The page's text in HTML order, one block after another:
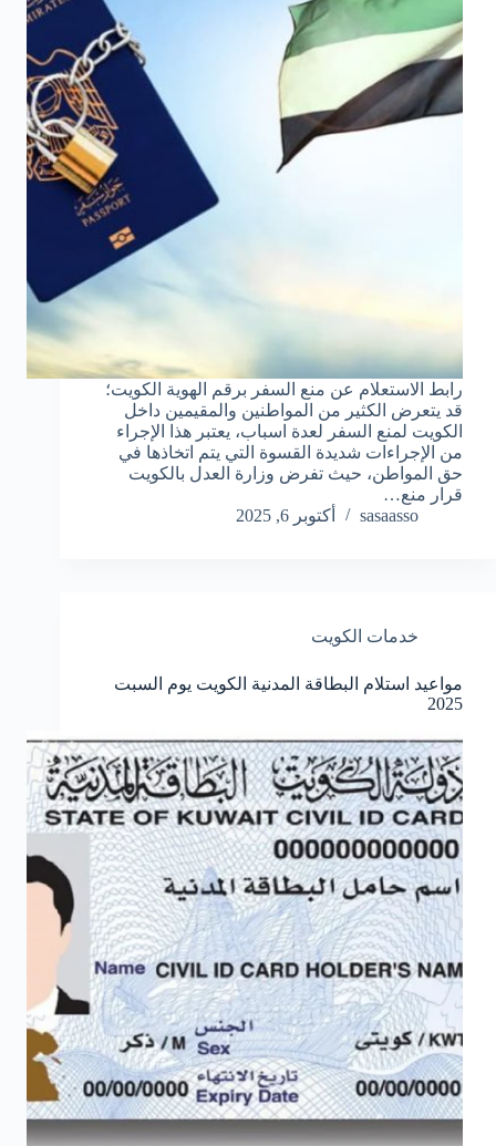
رابط الاستعلام عن منع السفر برقم الهوية الكويت؛
قد يتعرض الكثير من المواطنين والمقيمين داخل
الكويت لمنع السفر لعدة اسباب، يعتبر هذا الإجراء
من الإجراءات شديدة القسوة التي يتم اتخاذها في
حق المواطن، حيث تفرض وزارة العدل بالكويت
قرار منع…
sasaasso
أكتوبر 6, 2025
خدمات الكويت
مواعيد استلام البطاقة المدنية الكويت يوم السبت
2025